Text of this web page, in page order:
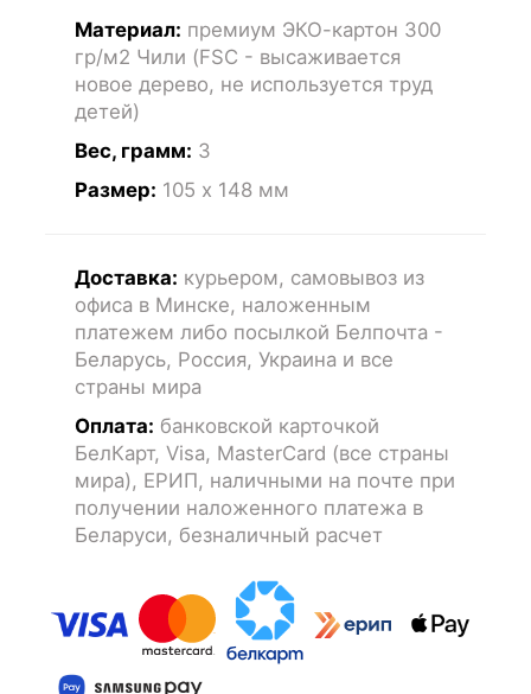
Материал: премиум ЭКО-картон 300
гр/м2 Чили (FSC - высаживается
новое дерево, не используется труд
детей)
Вес, грамм: 3
Размер: 105 x 148 мм
Доставка: курьером, самовывоз из
офиса в Минске, наложенным
платежем либо посылкой Белпочта -
Беларусь, Россия, Украина и все
страны мира
Оплата: банковской карточкой
БелКарт, Visa, MasterCard (все страны
мира), ЕРИП, наличными на почте при
получении наложенного платежа в
Беларуси, безналичный расчет